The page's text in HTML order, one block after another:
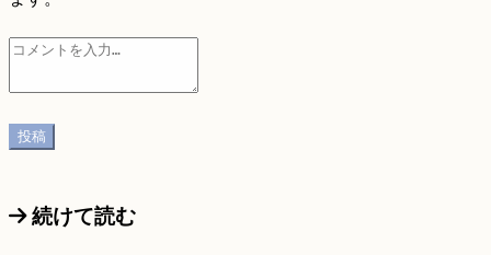
続けて読む